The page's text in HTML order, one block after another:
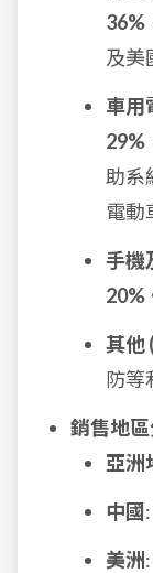
36%
及美
車用
29%
助系
電動
手機
20%
其他
防等
銷售地
亞洲
中國 :
美洲: